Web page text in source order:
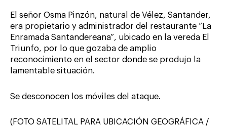
El señor Osma Pinzón, natural de Vélez, Santander,
era propietario y administrador del restaurante “La
Enramada Santandereana”, ubicado en la vereda El
Triunfo, por lo que gozaba de amplio
reconocimiento en el sector donde se produjo la
lamentable situación.
Se desconocen los móviles del ataque.
(FOTO SATELITAL PARA UBICACIÓN GEOGRÁFICA /